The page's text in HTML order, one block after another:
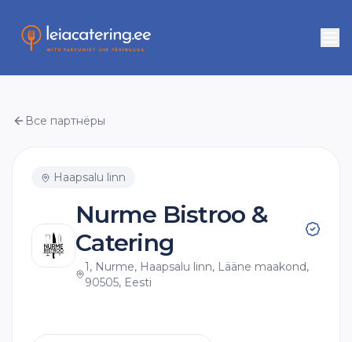
Все партнёры
Haapsalu linn
Nurme Bistroo &
Catering
1, Nurme, Haapsalu linn, Lääne maakond,
90505, Eesti